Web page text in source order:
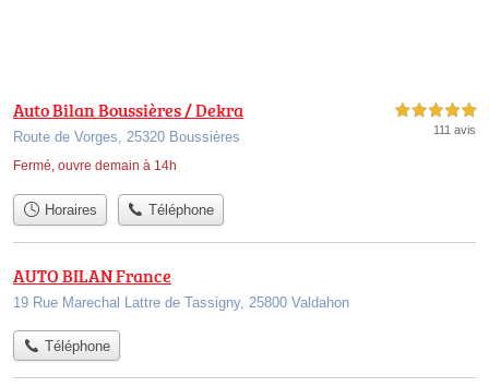
Auto Bilan Boussières / Dekra
Route de Vorges, 25320 Boussières
Fermé, ouvre demain à 14h
5,0 étoiles sur 5
111 avis
Horaires Téléphone
AUTO BILAN France
19 Rue Marechal Lattre de Tassigny, 25800 Valdahon
Téléphone